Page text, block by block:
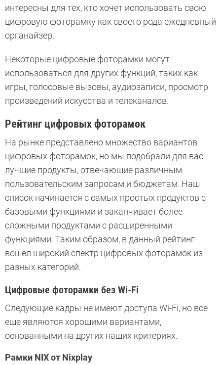
интересны для тех, кто хочет использовать свою
цифровую фоторамку как своего рода ежедневный
органайзер.
Некоторые цифровые фоторамки могут
использоваться для других функций, таких как
игры, голосовые вызовы, аудиозаписи, просмотр
произведений искусства и телеканалов.
Рейтинг цифровых фоторамок
На рынке представлено множество вариантов
цифровых фоторамок, но мы подобрали для вас
лучшие продукты, отвечающие различным
пользовательским запросам и бюджетам. Наш
список начинается с самых простых продуктов с
базовыми функциями и заканчивает более
сложными продуктами с расширенными
функциями. Таким образом, в данный рейтинг
вошел широкий спектр цифровых фоторамок из
разных категорий.
Цифровые фоторамки без Wi-Fi
Следующие кадры не имеют доступа Wi-Fi, но все
еще являются хорошими вариантами,
основанными на других наших критериях.
Рамки NIX от Nixplay